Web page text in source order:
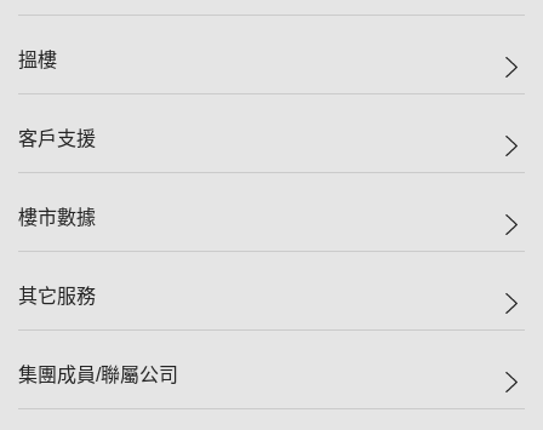
美聯集團
人才招募
搵樓
一手新盤
減價
美聯豪宅
獨家樓盤
租盤
客戶支援
自助放盤
查詢熱線
按揭計算機
負擔能力計算機
樓市數據
樓價指數
歷史成交
其它服務
屋苑專頁
集團成員/聯屬公司